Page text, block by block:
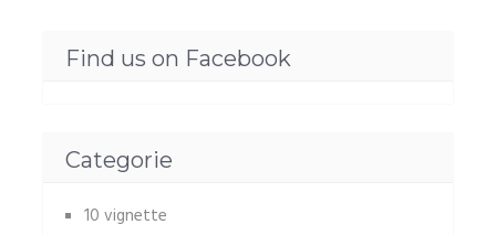
Find us on Facebook
Categorie
10 vignette